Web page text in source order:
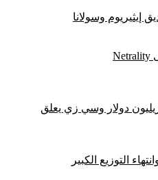
إيثيريوم وسولانا
دولار وسي زي يعلق